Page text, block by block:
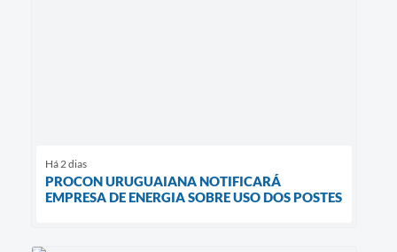
Há 2 dias
PROCON URUGUAIANA NOTIFICARÁ
EMPRESA DE ENERGIA SOBRE USO DOS POSTES